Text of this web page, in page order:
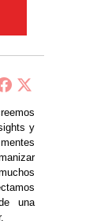
y
una